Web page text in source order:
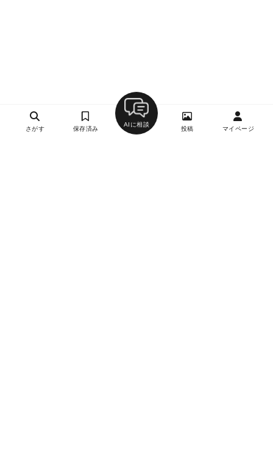
さがす 保存済み
AIに相談
投稿 マイページ